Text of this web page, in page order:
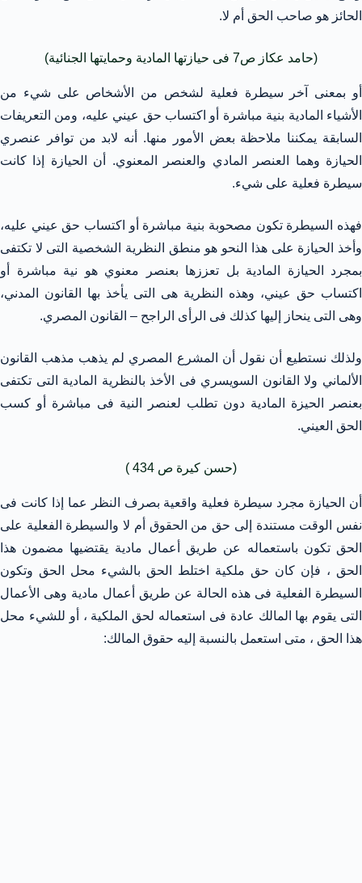
الحائز هو صاحب الحق أم لا.
(حامد عكاز ص7 فى حيازتها المادية وحمايتها الجنائية)
أو بمعنى آخر سيطرة فعلية لشخص من الأشخاص على شيء من
الأشياء المادية بنية مباشرة أو اكتساب حق عيني عليه، ومن التعريفات
السابقة يمكننا ملاحظة بعض الأمور منها. أنه لابد من توافر عنصري
الحيازة وهما العنصر المادي والعنصر المعنوي. أن الحيازة إذا كانت
سيطرة فعلية على شيء.
فهذه السيطرة تكون مصحوبة بنية مباشرة أو اكتساب حق عيني عليه،
وأخذ الحيازة على هذا النحو هو منطق النظرية الشخصية التى لا تكتفى
بمجرد الحيازة المادية بل تعززها بعنصر معنوي هو نية مباشرة أو
اكتساب حق عيني، وهذه النظرية هى التى يأخذ بها القانون المدني،
وهى التى ينحاز إليها كذلك فى الرأى الراجح – القانون المصري.
ولذلك نستطيع أن نقول أن المشرع المصري لم يذهب مذهب القانون
الألماني ولا القانون السويسري فى الأخذ بالنظرية المادية التى تكتفى
بعنصر الحيزة المادية دون تطلب لعنصر النية فى مباشرة أو كسب
الحق العيني.
(حسن كيرة ص 434 )
أن الحيازة مجرد سيطرة فعلية واقعية بصرف النظر عما إذا كانت فى
نفس الوقت مستندة إلى حق من الحقوق أم لا والسيطرة الفعلية على
الحق تكون باستعماله عن طريق أعمال مادية يقتضيها مضمون هذا
الحق ، فإن كان حق ملكية اختلط الحق بالشيء محل الحق وتكون
السيطرة الفعلية فى هذه الحالة عن طريق أعمال مادية وهى الأعمال
التى يقوم بها المالك عادة فى استعماله لحق الملكية ، أو للشيء محل
هذا الحق ، متى استعمل بالنسبة إليه حقوق المالك: